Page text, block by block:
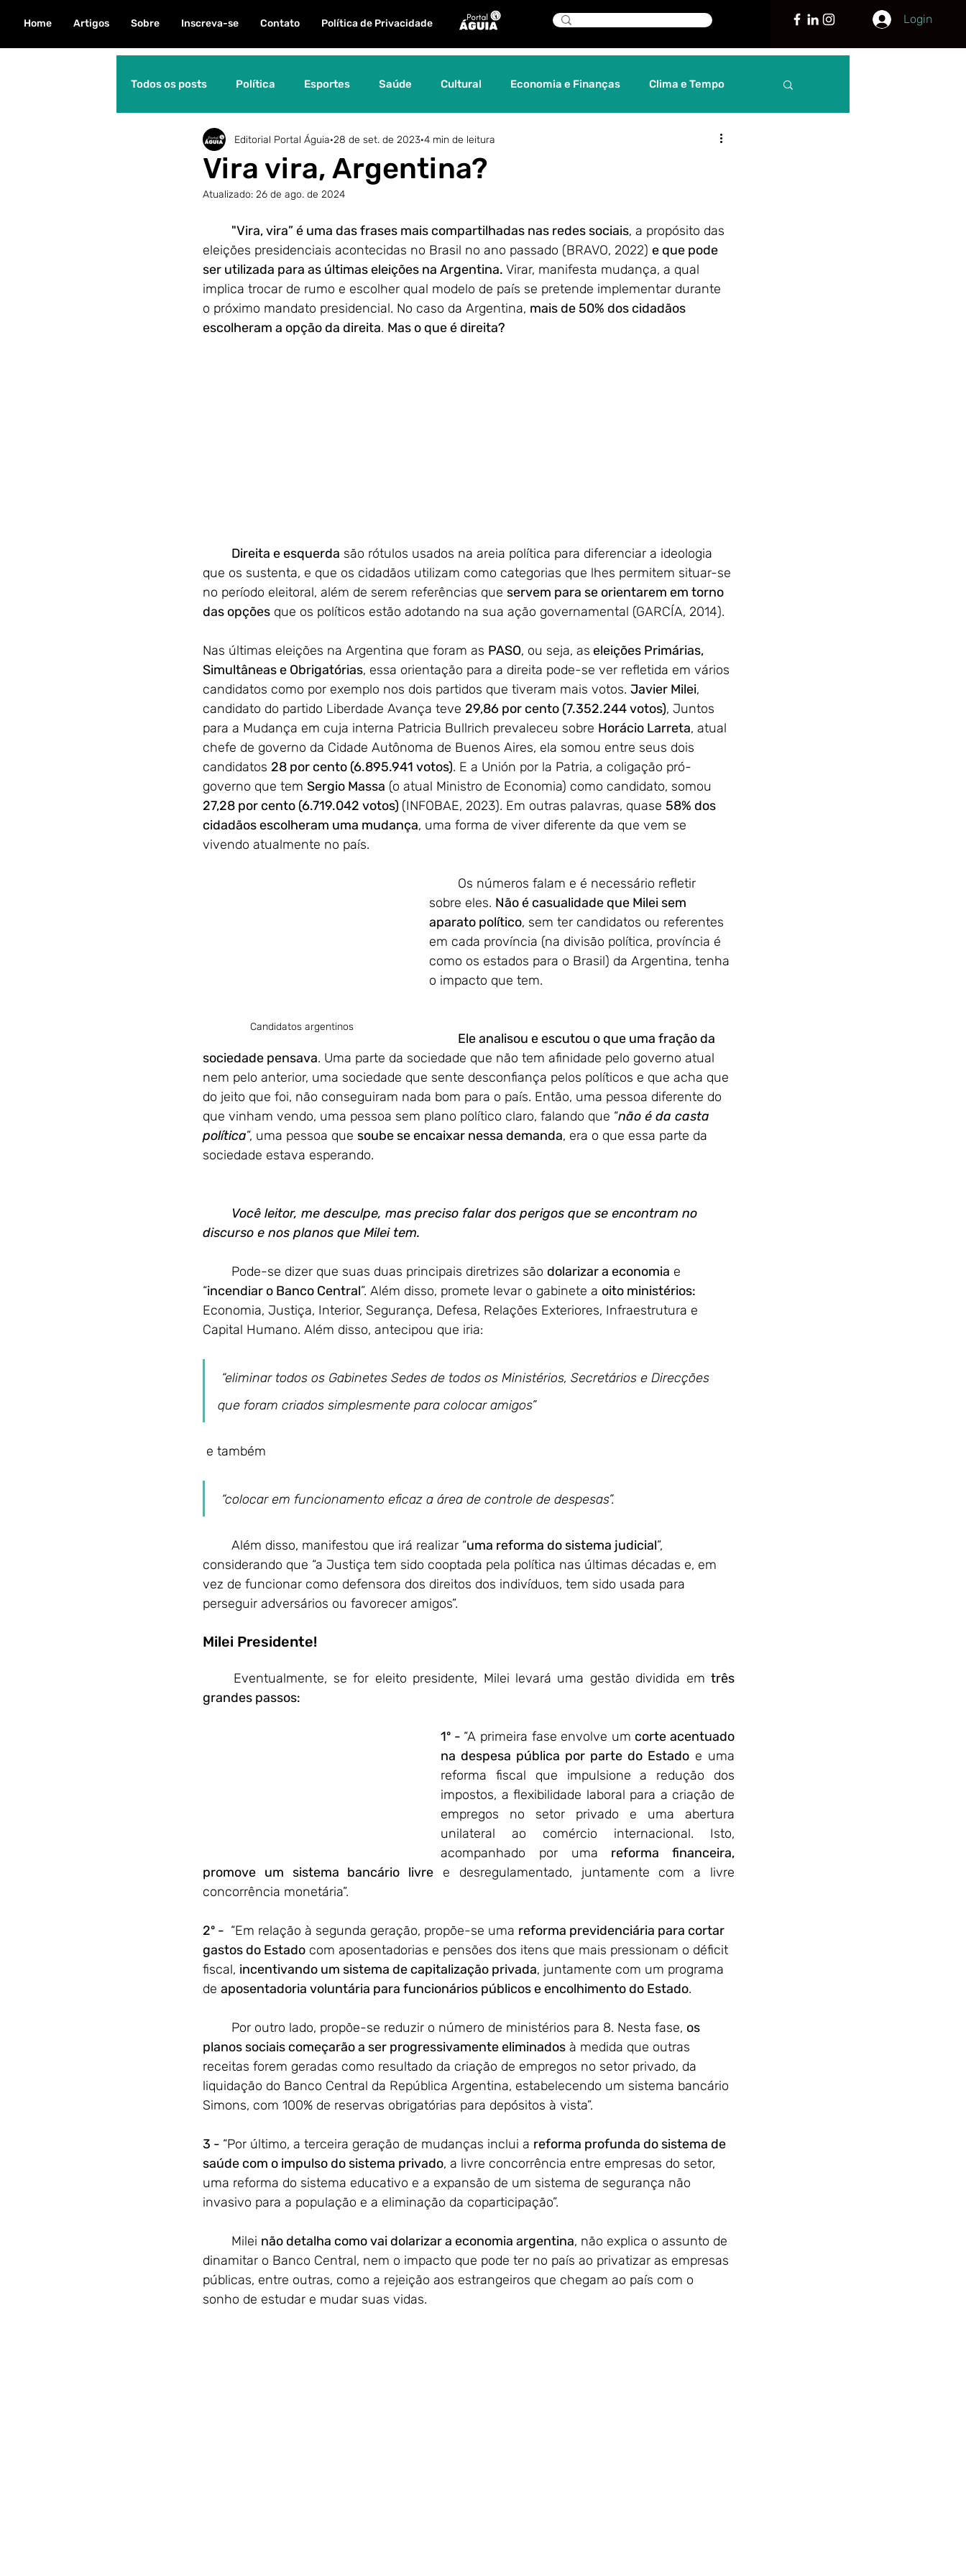
Home Artigos Sobre Inscreva-se Contato Política de Privacidade Login
Todos os posts Política Esportes Saúde Cultural Economia e Finanças Clima e Tempo
Natureza Direitos Humanos Tecnologia Sociedade Curiosidades
Personalidade Educação Comunicação
Meio Ambiente Dica Águia Águia indica Gênero Diplomacia Relações Internacionais
Vira vira, Argentina?
Editorial Portal Águia 28 de set. de 2023 4 min de leitura
Atualizado: 26 de ago. de 2024
"Vira, vira” é uma das frases mais compartilhadas nas redes sociais, a propósito das
eleições presidenciais acontecidas no Brasil no ano passado (BRAVO, 2022) e que pode
ser utilizada para as últimas eleições na Argentina. Virar, manifesta mudança, a qual
implica trocar de rumo e escolher qual modelo de país se pretende implementar durante
o próximo mandato presidencial. No caso da Argentina, mais de 50% dos cidadãos
escolheram a opção da direita. Mas o que é direita?
Direita e esquerda são rótulos usados ​​na areia política para diferenciar a ideologia
que os sustenta, e que os cidadãos utilizam como categorias que lhes permitem situar-se
no período eleitoral, além de serem referências que servem para se orientarem em torno
das opções que os políticos estão adotando na sua ação governamental (GARCÍA, 2014).
Nas últimas eleições na Argentina que foram as PASO, ou seja, as eleições Primárias,
Simultâneas e Obrigatórias, essa orientação para a direita pode-se ver refletida em vários
candidatos como por exemplo nos dois partidos que tiveram mais votos. Javier Milei,
candidato do partido Liberdade Avança teve 29,86 por cento (7.352.244 votos), Juntos
para a Mudança em cuja interna Patricia Bullrich prevaleceu sobre Horácio Larreta, atual
chefe de governo da Cidade Autônoma de Buenos Aires, ela somou entre seus dois
candidatos 28 por cento (6.895.941 votos). E a Unión por la Patria, a coligação pró-
governo que tem Sergio Massa (o atual Ministro de Economia) como candidato, somou
27,28 por cento (6.719.042 votos) (INFOBAE, 2023). Em outras palavras, quase 58% dos
cidadãos escolheram uma mudança, uma forma de viver diferente da que vem se
vivendo atualmente no país.
Candidatos argentinos
sobre eles. Não é casualidade que Milei sem
aparato político, sem ter candidatos ou referentes
em cada província (na divisão política, província é
como os estados para o Brasil) da Argentina, tenha
o impacto que tem.
Ele analisou e escutou o que uma fração da
sociedade pensava. Uma parte da sociedade que não tem afinidade pelo governo atual
nem pelo anterior, uma sociedade que sente desconfiança pelos políticos e que acha que
do jeito que foi, não conseguiram nada bom para o país. Então, uma pessoa diferente do
que vinham vendo, uma pessoa sem plano político claro, falando que “não é da casta
política”, uma pessoa que soube se encaixar nessa demanda, era o que essa parte da
sociedade estava esperando.
Você leitor, me desculpe, mas preciso falar dos perigos que se encontram no
discurso e nos planos que Milei tem.
	Pode-se dizer que suas duas principais diretrizes são
dolarizar a economia e
“incendiar o Banco Central”. Além disso, promete levar o gabinete a oito ministérios:
Economia, Justiça, Interior, Segurança, Defesa, Relações Exteriores, Infraestrutura e
Capital Humano. Além disso, antecipou que iria:
que foram criados simplesmente para colocar amigos”
e também
“colocar em funcionamento eficaz a área de controle de despesas”.
	Além disso, manifestou que irá realizar “
uma reforma do sistema judicial”,
considerando que “a Justiça tem sido cooptada pela política nas últimas décadas e, em
vez de funcionar como defensora dos direitos dos indivíduos, tem sido usada para
	Eventualmente, se for eleito presidente, Milei levará uma gestão dividida em
três
grandes passos:
1º - “A primeira fase envolve um corte acentuado
na despesa pública por parte do Estado e uma
reforma fiscal que impulsione a redução dos
impostos, a flexibilidade laboral para a criação de
empregos no setor privado e uma abertura
unilateral ao comércio internacional. Isto,
acompanhado por uma reforma financeira,
promove um sistema bancário livre e desregulamentado, juntamente com a livre
concorrência monetária”.
2º - “Em relação à segunda geração, propõe-se uma reforma previdenciária para cortar
gastos do Estado com aposentadorias e pensões dos itens que mais pressionam o déficit
fiscal, incentivando um sistema de capitalização privada, juntamente com um programa
de aposentadoria voluntária para funcionários públicos e encolhimento do Estado.
	Por outro lado, propõe-se reduzir o número de ministérios para 8. Nesta fase,
os
planos sociais começarão a ser progressivamente eliminados à medida que outras
receitas forem geradas como resultado da criação de empregos no setor privado, da
liquidação do Banco Central da República Argentina, estabelecendo um sistema bancário
Simons, com 100% de reservas obrigatórias para depósitos à vista”.
3 - “Por último, a terceira geração de mudanças inclui a reforma profunda do sistema de
saúde com o impulso do sistema privado, a livre concorrência entre empresas do setor,
uma reforma do sistema educativo e a expansão de um sistema de segurança não
invasivo para a população e a eliminação da coparticipação”.
	Milei
não detalha como vai dolarizar a economia argentina, não explica o assunto de
dinamitar o Banco Central, nem o impacto que pode ter no país ao privatizar as empresas
públicas, entre outras, como a rejeição aos estrangeiros que chegam ao país com o
sonho de estudar e mudar suas vidas.